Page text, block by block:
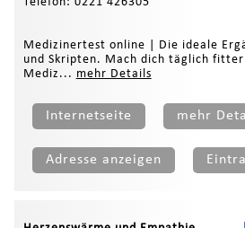
Medizinertest online | Die ideale
und Skripten. Mach dich täglich
Mediz... mehr Details
Internetseite mehr
Adresse anzeigen